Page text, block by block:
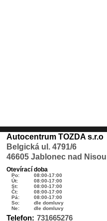
Autocentrum TOZDA s.r.o
Belgická ul. 4791/6
46605 Jablonec nad Nisou
Otevírací doba
Po:
08:00-17:00
Út:
08:00-17:00
St:
08:00-17:00
Čt:
08:00-17:00
Pá:
08:00-17:00
So:
dle domluvy
Ne:
dle domluvy
Telefon: 731665276